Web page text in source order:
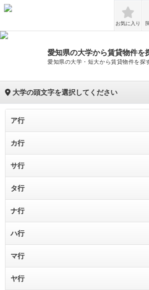
お気に入り
愛知県の大学から賃貸物件を
愛知県の大学・短大から賃貸物件を探
大学の頭文字を選択してください
ア行
ア
イ
ウ
エ
オ
カ行
カ
キ
ク
ケ
コ
サ行
サ
シ
ス
セ
ソ
タ行
タ
チ
ツ
テ
ナ行
ナ
ニ
ヌ
ハ行
ハ
ヒ
マ行
マ
ヤ行